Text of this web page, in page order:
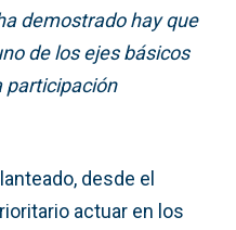
demostrado hay que
de los ejes básicos
participación
desde el
actuar en los